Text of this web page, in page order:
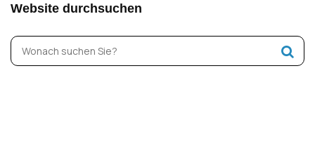
Website durchsuchen